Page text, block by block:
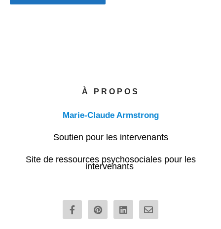
À PROPOS
Marie-Claude Armstrong
Soutien pour les intervenants
Site de ressources psychosociales pour les
intervenants
F
a
c
P
i
n
L
i
n
E
n
v